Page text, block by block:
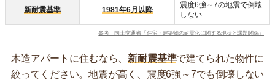
新耐震基準 1981年6月以降
震度6強～7の地震で倒壊
しない
参考：国土交通省「住宅・建築物の耐震化に関する現状と課題関係」
木造アパートに住むなら、新耐震基準で建てられた物件に
絞ってください。地震が高く、震度6強～7でも倒壊しない